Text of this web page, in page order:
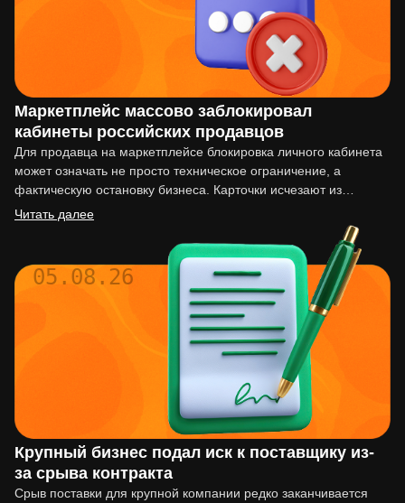
Маркетплейс массово заблокировал
кабинеты российских продавцов
Для продавца на маркетплейсе блокировка личного кабинета
может означать не просто техническое ограничение, а
фактическую остановку бизнеса. Карточки исчезают из
выдачи, реклама перестаёт работать,…
Читать далее
05.08.26
Крупный бизнес подал иск к поставщику из-
за срыва контракта
Срыв поставки для крупной компании редко заканчивается